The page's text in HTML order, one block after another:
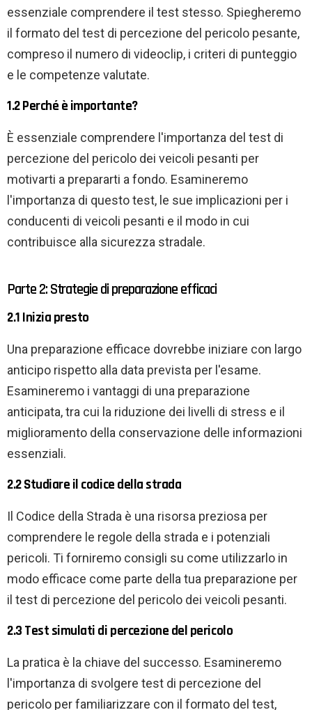
essenziale comprendere il test stesso. Spiegheremo
il formato del test di percezione del pericolo pesante,
compreso il numero di videoclip, i criteri di punteggio
e le competenze valutate.
1.2 Perché è importante?
È essenziale comprendere l'importanza del test di
percezione del pericolo dei veicoli pesanti per
motivarti a prepararti a fondo. Esamineremo
l'importanza di questo test, le sue implicazioni per i
conducenti di veicoli pesanti e il modo in cui
contribuisce alla sicurezza stradale.
Parte 2: Strategie di preparazione efficaci
2.1 Inizia presto
Una preparazione efficace dovrebbe iniziare con largo
anticipo rispetto alla data prevista per l'esame.
Esamineremo i vantaggi di una preparazione
anticipata, tra cui la riduzione dei livelli di stress e il
miglioramento della conservazione delle informazioni
essenziali.
2.2 Studiare il codice della strada
Il Codice della Strada è una risorsa preziosa per
comprendere le regole della strada e i potenziali
pericoli. Ti forniremo consigli su come utilizzarlo in
modo efficace come parte della tua preparazione per
il test di percezione del pericolo dei veicoli pesanti.
2.3 Test simulati di percezione del pericolo
La pratica è la chiave del successo. Esamineremo
l'importanza di svolgere test di percezione del
pericolo per familiarizzare con il formato del test,